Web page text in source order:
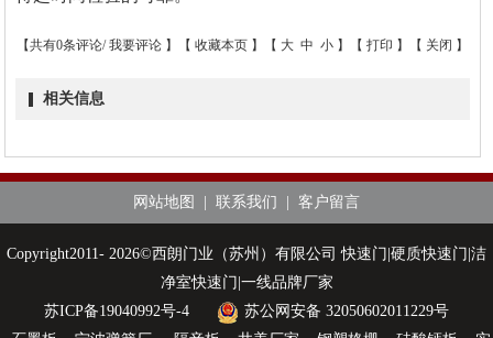
【共有0条评论/ 我要评论 】【 收藏本页 】【 大 中 小 】【 打印 】【 关闭 】
相关信息
网站地图 联系我们 客户留言
Copyright2011- 2026©西朗门业（苏州）有限公司 快速门|硬质快速门|洁
净室快速门|一线品牌厂家
苏ICP备19040992号-4
苏公网安备 32050602011229号